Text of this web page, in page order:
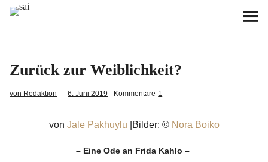
sai
Zurück zur Weiblichkeit?
von Redaktion 6. Juni 2019 Kommentare 1
von Jale Pakhuylu |Bilder: © Nora Boiko
– Eine Ode an Frida Kahlo –